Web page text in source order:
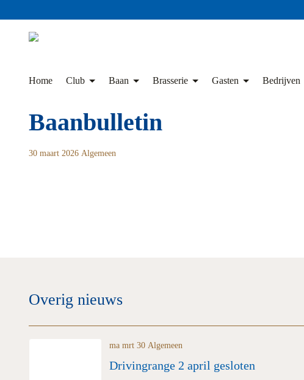
Home Club Baan Brasserie Gasten Bedrijven
Baanbulletin
30 maart 2026 Algemeen
Overig nieuws
ma mrt 30 Algemeen
Drivingrange 2 april gesloten